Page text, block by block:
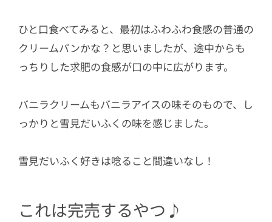
ひと口食べてみると、最初はふわふわ食感の普通の
クリームパンかな？と思いましたが、途中からも
っちりした求肥の食感が口の中に広がります。
バニラクリームもバニラアイスの味そのもので、し
っかりと雪見だいふくの味を感じました。
雪見だいふく好きは唸ること間違いなし！
これは完売するやつ♪